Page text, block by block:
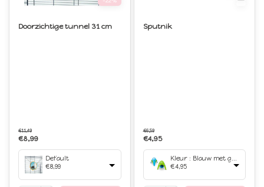
Doorzichtige tunnel 31 cm
€11,49
€8,99
Default
€8,99
Sputnik
€6,59
€4,95
Kleur : Blauw met groen
€4,95